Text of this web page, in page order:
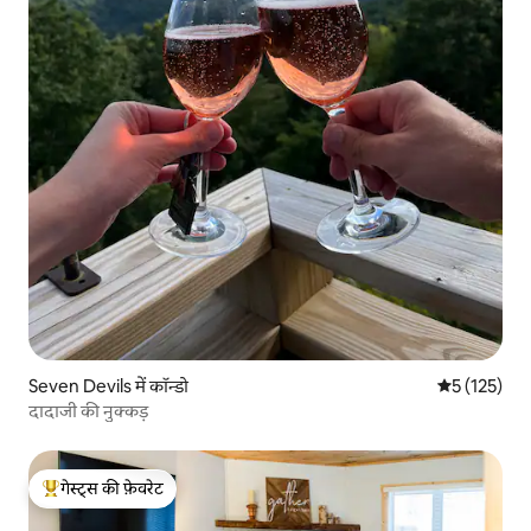
Seven Devils में कॉन्डो औसत रेटिंग 5
5 (125)
दादाजी की नुक्कड़
गेस्ट्स का टॉप फ़ेवरेट
गेस्ट्स की फ़ेवरेट